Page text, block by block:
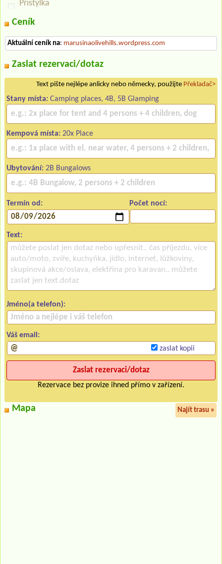
Přistýlka
Ceník
Aktuální ceník na: marusinaolivehills.wordpress.com
Zaslat rezervaci/dotaz
Text pište nejlépe anlicky nebo německy, použijte Překladač>
Stany místa: Camping places, 4B, 5B Glamping
Kempová místa: 20x Place
Ubytování: 2B Bungalows
Termín od: Počet nocí:
Text:
Jméno(a telefon):
Váš email:
zaslat kopii
Rezervace bez provize ihned přímo v zařízení.
Mapa Najít trasu »